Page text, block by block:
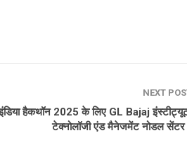
NEXT
इंडिया हैकथॉन 2025 के लिए GL Bajaj
टेक्नोलॉजी एंड मैनेजमेंट नोडल सेंटर